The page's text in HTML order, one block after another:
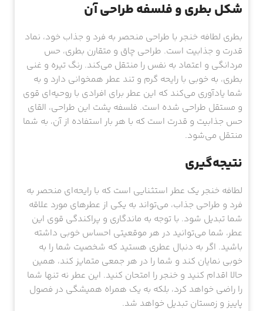
شکل بطری و فلسفه طراحی آن
بطری لطافه خنجر با طراحی منحصر به فرد و جذاب خود، نماد
قدرت و جذابیت است. طراحی چاق و متقارن بطری، حس
مردانگی و اعتماد به نفس را منتقل می‌کند. رنگ تیره و غنی
بطری، به خوبی با رایحه گرم و تند عطر همخوانی دارد و به
شما یادآوری می‌کند که این عطر برای افرادی با روحیه‌ای قوی
و مستقل طراحی شده است. فلسفه پشت این طراحی، القای
حس جذابیت و قدرت است که با هر بار استفاده از آن، به شما
منتقل می‌شود.
نتیجه‌گیری
لطافه خنجر یک عطر استثنایی است که با رایحه‌ای منحصر به
فرد و طراحی جذاب، می‌تواند به یکی از عطرهای مورد علاقه
شما تبدیل شود. با توجه به ماندگاری و پراکندگی قوی این
عطر، شما می‌توانید در هر موقعیتی احساس خوبی داشته
باشید. اگر به دنبال عطری هستید که شخصیت شما را به
خوبی نمایان کند و شما را در هر جمعی متمایز کند، همین
حالا اقدام کنید و خنجر را امتحان کنید. این عطر نه تنها شما
را راضی خواهد کرد، بلکه به یک همراه همیشگی در فصول
پاییز و زمستان تبدیل خواهد شد.